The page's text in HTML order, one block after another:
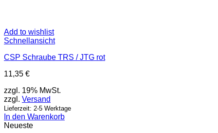
Add to wishlist
Schnellansicht
CSP Schraube TRS / JTG rot
11,35 €
zzgl. 19% MwSt.
zzgl. Versand
Lieferzeit: 2-5 Werktage
In den Warenkorb
Neueste